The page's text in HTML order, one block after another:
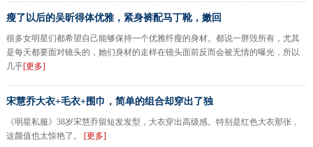
瘦了以后的吴昕得体优雅，紧身裤配马丁靴，嫩回
很多女明星们都希望自己能够保持一个优雅纤瘦的身材。都说一胖毁所有，尤其
是每天都要面对镜头的，她们身材的走样在镜头面前反而会被无情的曝光，所以
几乎[更多]
宋慧乔大衣+毛衣+围巾，简单的组合却穿出了独
《明星私服》38岁宋慧乔留短发发型，大衣穿出高级感。特别是红色大衣那张，
这颜值也太惊艳了。 [更多]